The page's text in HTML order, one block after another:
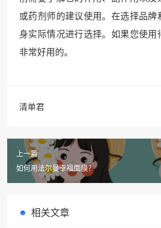
或药剂师的建议使用。在选择品牌
身实际情况进行选择。如果您使用
非常好用的。
清单君
上一篇
如何用法尔曼幸福面膜？
相关文章